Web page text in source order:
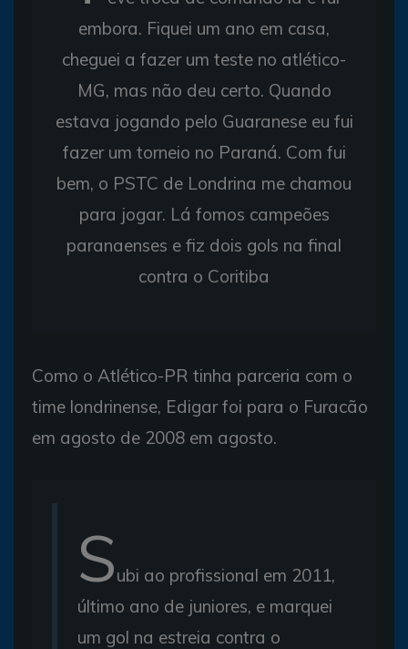
embora. Fiquei um ano em casa,
cheguei a fazer um teste no atlético-
MG, mas não deu certo. Quando
estava jogando pelo Guaranese eu fui
fazer um torneio no Paraná. Com fui
bem, o PSTC de Londrina me chamou
para jogar. Lá fomos campeões
paranaenses e fiz dois gols na final
contra o Coritiba
Como o Atlético-PR tinha parceria com o
time londrinense, Edigar foi para o Furacão
em agosto de 2008 em agosto.
Subi ao profissional em 2011,
último ano de juniores, e marquei
um gol na estreia contra o